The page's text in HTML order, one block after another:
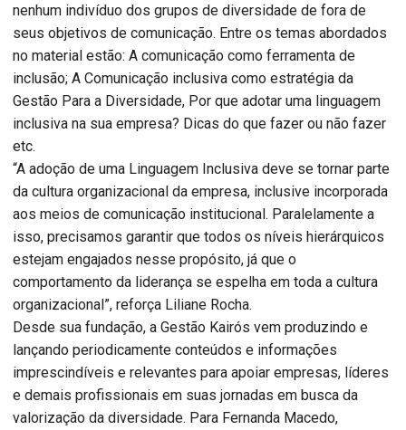
nenhum indivíduo dos grupos de diversidade de fora de
seus objetivos de comunicação. Entre os temas abordados
no material estão: A comunicação como ferramenta de
inclusão; A Comunicação inclusiva como estratégia da
Gestão Para a Diversidade, Por que adotar uma linguagem
inclusiva na sua empresa? Dicas do que fazer ou não fazer
etc.
“A adoção de uma Linguagem Inclusiva deve se tornar parte
da cultura organizacional da empresa, inclusive incorporada
aos meios de comunicação institucional. Paralelamente a
isso, precisamos garantir que todos os níveis hierárquicos
estejam engajados nesse propósito, já que o
comportamento da liderança se espelha em toda a cultura
organizacional”, reforça Liliane Rocha.
Desde sua fundação, a Gestão Kairós vem produzindo e
lançando periodicamente conteúdos e informações
imprescindíveis e relevantes para apoiar empresas, líderes
e demais profissionais em suas jornadas em busca da
valorização da diversidade. Para Fernanda Macedo,